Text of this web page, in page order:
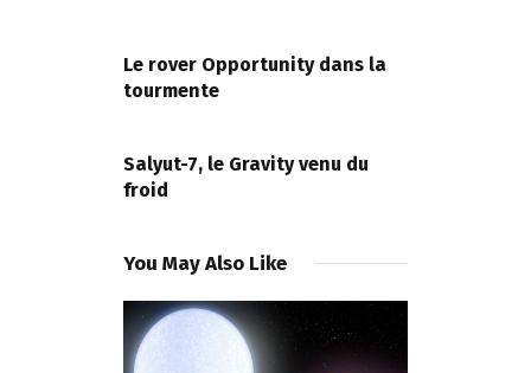
l’article
Le rover Opportunity dans la
tourmente
Salyut-7, le Gravity venu du
froid
You May Also Like